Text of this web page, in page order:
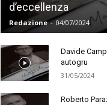
d’eccellenza
Redazione - 04/07/2024
Davide
autogru
31/05/2024
Roberto